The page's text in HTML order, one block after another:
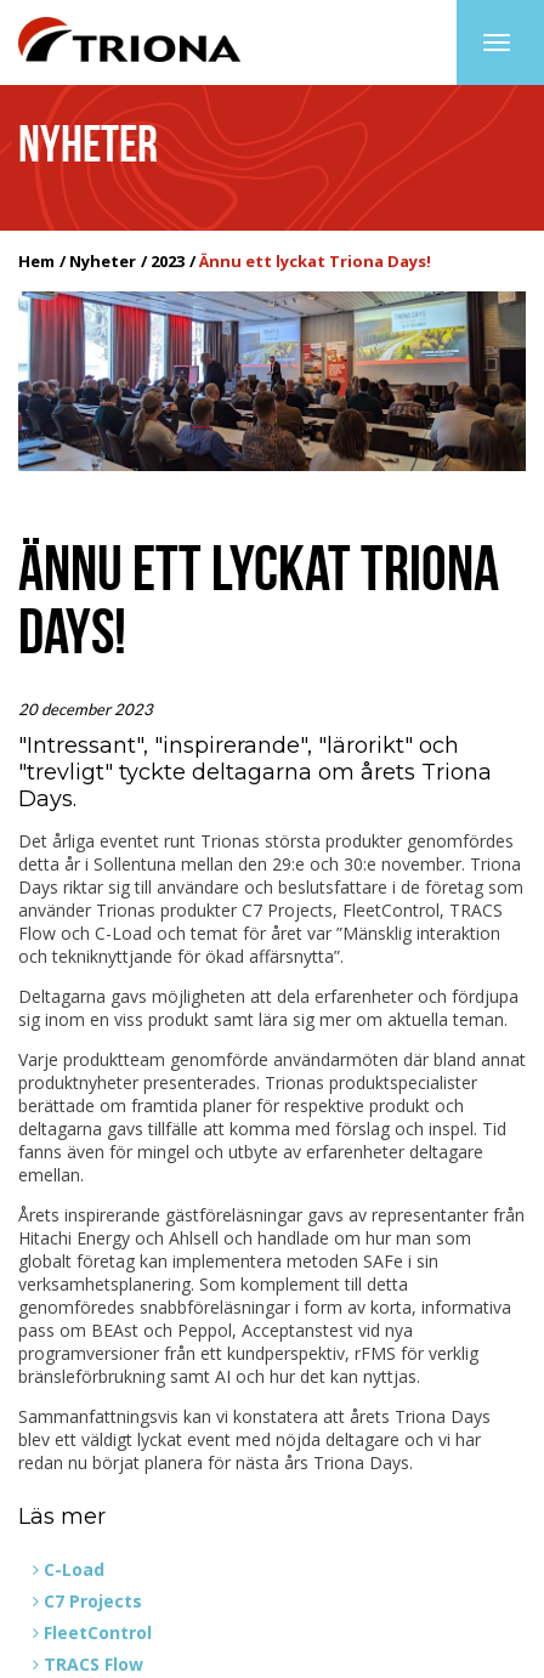
NYHETER
Hem Nyheter 2023 Ännu ett lyckat Triona Days!
ÄNNU ETT LYCKAT TRIONA
DAYS!
20 december 2023
"Intressant", "inspirerande", "lärorikt" och
"trevligt" tyckte deltagarna om årets Triona
Days.
Det årliga eventet runt Trionas största produkter genomfördes
detta år i Sollentuna mellan den 29:e och 30:e november. Triona
Days riktar sig till användare och beslutsfattare i de företag som
använder Trionas produkter C7 Projects, FleetControl, TRACS
Flow och C-Load och temat för året var ”Mänsklig interaktion
och tekniknyttjande för ökad affärsnytta”.
Deltagarna gavs möjligheten att dela erfarenheter och fördjupa
sig inom en viss produkt samt lära sig mer om aktuella teman.
Varje produktteam genomförde användarmöten där bland annat
produktnyheter presenterades. Trionas produktspecialister
berättade om framtida planer för respektive produkt och
deltagarna gavs tillfälle att komma med förslag och inspel. Tid
fanns även för mingel och utbyte av erfarenheter deltagare
emellan.
Årets inspirerande gästföreläsningar gavs av representanter från
Hitachi Energy och Ahlsell och handlade om hur man som
globalt företag kan implementera metoden SAFe i sin
verksamhetsplanering. Som komplement till detta
genomföredes snabbföreläsningar i form av korta, informativa
pass om BEAst och Peppol, Acceptanstest vid nya
programversioner från ett kundperspektiv, rFMS för verklig
bränsleförbrukning samt AI och hur det kan nyttjas.
Sammanfattningsvis kan vi konstatera att årets Triona Days
blev ett väldigt lyckat event med nöjda deltagare och vi har
redan nu börjat planera för nästa års Triona Days.
Läs mer
C-Load
C7 Projects
FleetControl
TRACS Flow